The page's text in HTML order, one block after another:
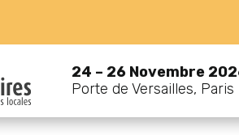
24 – 26 Novembre
Porte de Versailles, Paris